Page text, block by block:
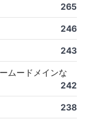
265
246
243
ムードメインな
242
238